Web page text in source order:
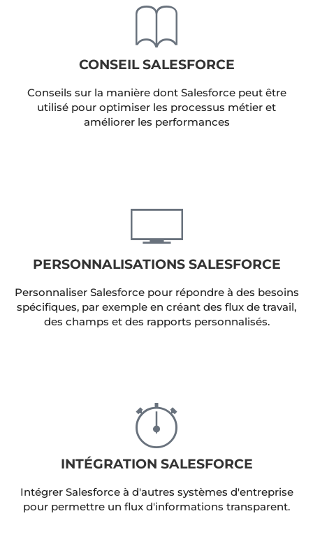
CONSEIL SALESFORCE
Conseils sur la manière dont Salesforce peut être
utilisé pour optimiser les processus métier et
améliorer les performances
PERSONNALISATIONS SALESFORCE
Personnaliser Salesforce pour répondre à des besoins
des champs et des rapports personnalisés.
INTÉGRATION SALESFORCE
Intégrer Salesforce à d'autres systèmes d'entreprise
pour permettre un flux d'informations transparent.